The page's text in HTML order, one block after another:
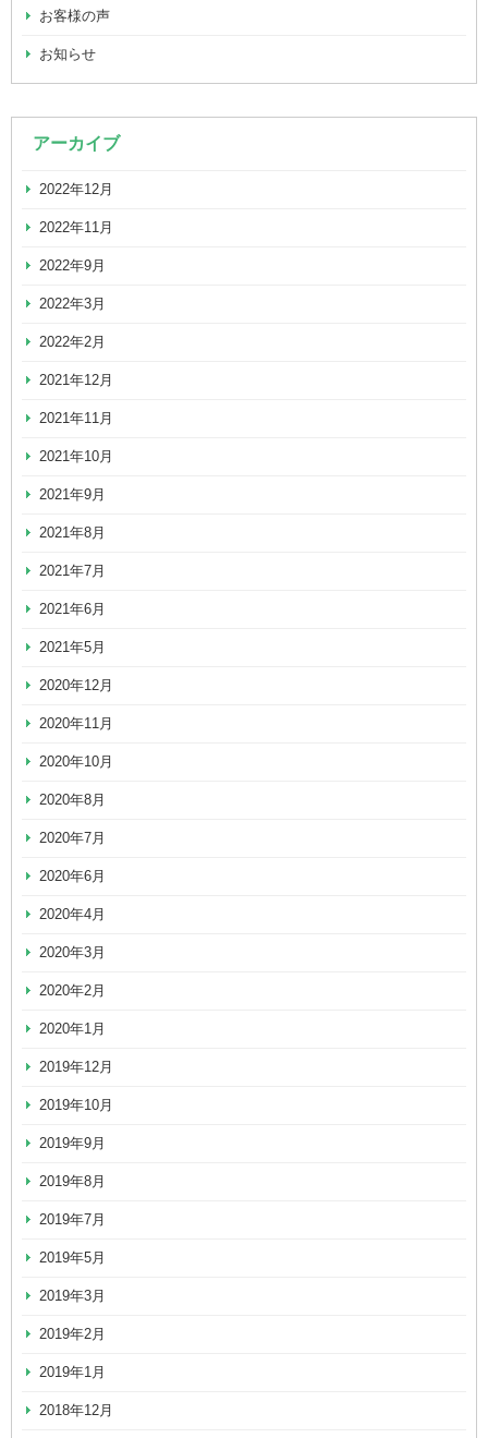
お客様の声
お知らせ
アーカイブ
2022年12月
2022年11月
2022年9月
2022年3月
2022年2月
2021年12月
2021年11月
2021年10月
2021年9月
2021年8月
2021年7月
2021年6月
2021年5月
2020年12月
2020年11月
2020年10月
2020年8月
2020年7月
2020年6月
2020年4月
2020年3月
2020年2月
2020年1月
2019年12月
2019年10月
2019年9月
2019年8月
2019年7月
2019年5月
2019年3月
2019年2月
2019年1月
2018年12月